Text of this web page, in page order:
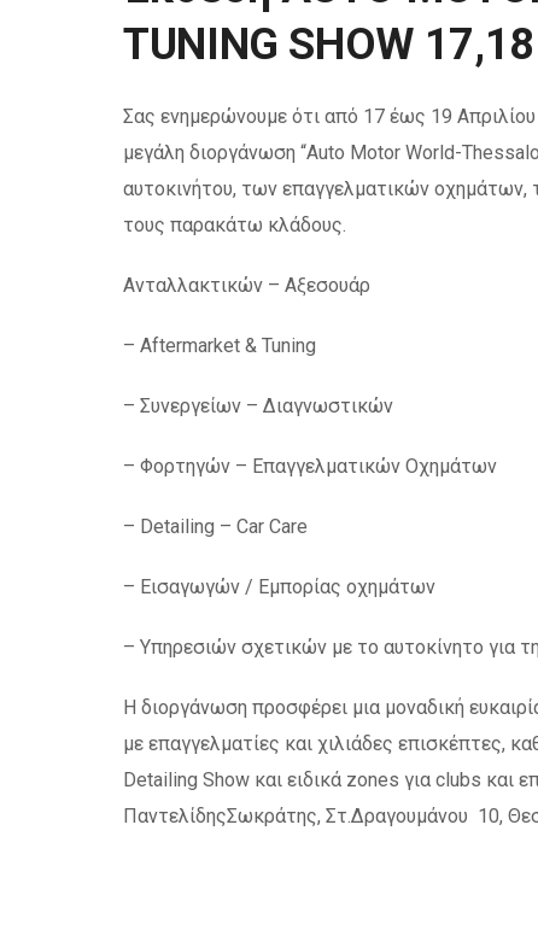
TUNING SHOW
Σας ενημερώνουμε ότι από 17 έως 19
μεγάλη διοργάνωση “Auto Motor World-
αυτοκινήτου, των επαγγελματικών
τους παρακάτω κλάδους.
Ανταλλακτικών – Αξεσουάρ
– Aftermarket & Tuning
– Συνεργείων – Διαγνωστικών
– Φορτηγών – Επαγγελματικών Οχημάτων
– Detailing – Car Care
– Εισαγωγών / Εμπορίας οχημάτων
– Υπηρεσιών σχετικών με το αυτοκίνητο για
Η διοργάνωση προσφέρει μια μοναδική
με επαγγελματίες και χιλιάδες επισκέπτες,
Detailing Show και ειδικά zones για clubs και
ΠαντελίδηςΣωκράτης, Στ.Δραγουμάνου 10,